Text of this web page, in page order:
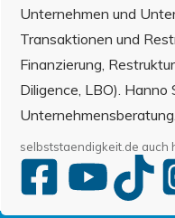
Unternehmen und
Transaktionen und
Finanzierung,
Diligence, LBO).
Unternehmensberatung.
selbststaendigkeit.de auch